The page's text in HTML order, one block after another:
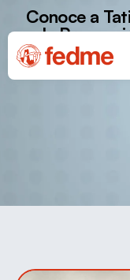
Conoce a
de
Federación